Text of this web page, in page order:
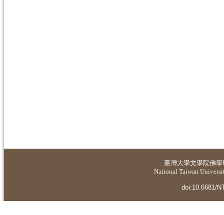
臺灣大學文學院佛
National Taiwan
doi:10.6681/